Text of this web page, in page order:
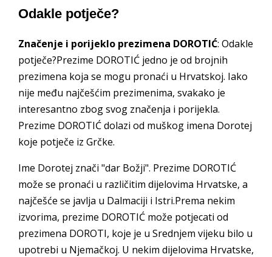
Odakle potječe?
Značenje i porijeklo prezimena DOROTIĆ: Odakle
potječe?Prezime DOROTIĆ jedno je od brojnih
prezimena koja se mogu pronaći u Hrvatskoj. Iako
nije među najčešćim prezimenima, svakako je
interesantno zbog svog značenja i porijekla.
Prezime DOROTIĆ dolazi od muškog imena Dorotej
koje potječe iz Grčke.
Ime Dorotej znači "dar Božji". Prezime DOROTIĆ
može se pronaći u različitim dijelovima Hrvatske, a
najčešće se javlja u Dalmaciji i Istri.Prema nekim
izvorima, prezime DOROTIĆ može potjecati od
prezimena DOROTI, koje je u Srednjem vijeku bilo u
upotrebi u Njemačkoj. U nekim dijelovima Hrvatske,